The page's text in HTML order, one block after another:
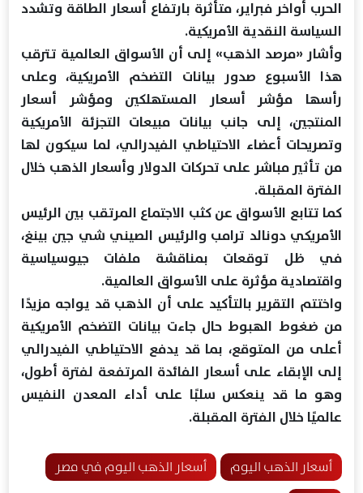
الحرب أواخر فبراير، متأثرة بارتفاع أسعار الطاقة وتشدد
السياسة النقدية الأمريكية.
وأشار «مرصد الذهب» إلى أن الأسواق العالمية تترقب
هذا الأسبوع صدور بيانات التضخم الأمريكية، وعلى
رأسها مؤشر أسعار المستهلكين ومؤشر أسعار
المنتجين، إلى جانب بيانات مبيعات التجزئة الأمريكية
وتصريحات أعضاء الاحتياطي الفيدرالي، لما سيكون لها
من تأثير مباشر على تحركات الدولار وأسعار الذهب خلال
الفترة المقبلة.
كما تتابع الأسواق عن كثب الاجتماع المرتقب بين الرئيس
الأمريكي دونالد ترامب والرئيس الصيني شي جين بينغ،
في ظل توقعات بمناقشة ملفات جيوسياسية
واقتصادية مؤثرة على الأسواق العالمية.
واختتم التقرير بالتأكيد على أن الذهب قد يواجه مزيدًا
من ضغوط الهبوط حال جاءت بيانات التضخم الأمريكية
أعلى من المتوقع، بما قد يدفع الاحتياطي الفيدرالي
إلى الإبقاء على أسعار الفائدة المرتفعة لفترة أطول،
وهو ما قد ينعكس سلبًا على أداء المعدن النفيس
عالميًا خلال الفترة المقبلة.
أسعار الذهب اليوم أسعار الذهب اليوم في مصر